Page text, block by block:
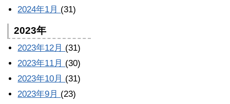
2024年1月 (31)
2023年
2023年12月 (31)
2023年11月 (30)
2023年10月 (31)
2023年9月 (23)